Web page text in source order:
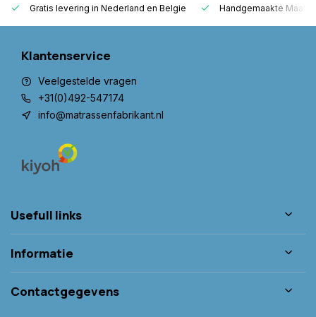
Gratis levering in Nederland en Belgie Handgemaakte
Klantenservice
Veelgestelde vragen
+31(0)492-547174
info@matrassenfabrikant.nl
Usefull links
Informatie
Contactgegevens